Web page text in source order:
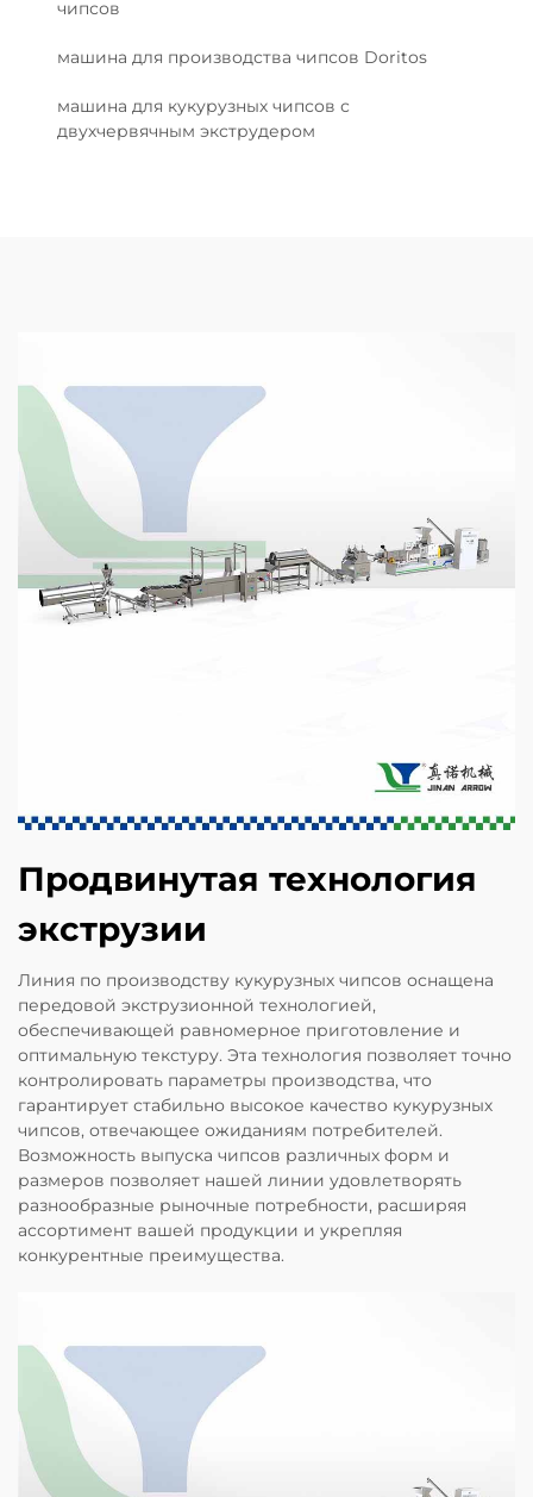
чипсов
машина для производства чипсов Doritos
машина для кукурузных чипсов с
двухчервячным экструдером
Продвинутая технология
экструзии
Линия по производству кукурузных чипсов оснащена
передовой экструзионной технологией,
обеспечивающей равномерное приготовление и
оптимальную текстуру. Эта технология позволяет точно
контролировать параметры производства, что
гарантирует стабильно высокое качество кукурузных
чипсов, отвечающее ожиданиям потребителей.
Возможность выпуска чипсов различных форм и
размеров позволяет нашей линии удовлетворять
разнообразные рыночные потребности, расширяя
ассортимент вашей продукции и укрепляя
конкурентные преимущества.